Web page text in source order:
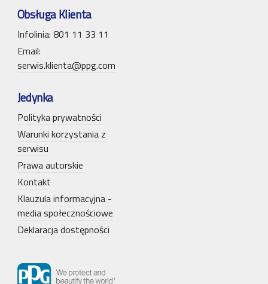
Obsługa Klienta
Infolinia: 801 11 33 11
Email:
serwis.klienta@ppg.com
Jedynka
Polityka prywatności
Warunki korzystania z
serwisu
Prawa autorskie
Kontakt
Klauzula informacyjna -
media społecznościowe
Deklaracja dostępności